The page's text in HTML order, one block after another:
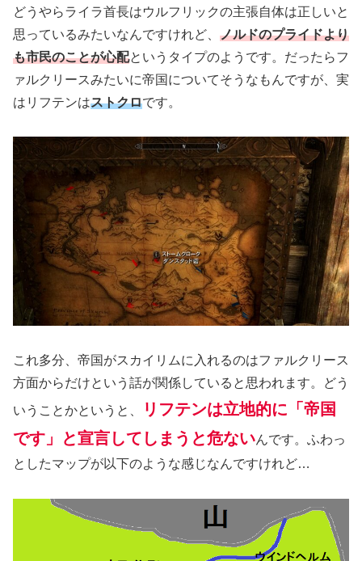
どうやらライラ首長はウルフリックの主張自体は正しいと
思っているみたいなんですけれど、 ノルドのプライドより
も市民のことが心配というタイプのようです。だったらフ
ァルクリースみたいに帝国についてそうなもんですが、実
はリフテンはストクロです。
これ多分、帝国がスカイリムに入れるのはファルクリース
方面からだけという話が関係していると思われます。どう
いうことかというと、
リフテンは立地的に「帝国
です」と宣言してしまうと危ないんです。ふわっ
としたマップが以下のような感じなんですけれど…